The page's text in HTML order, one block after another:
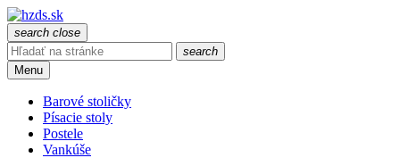
search close
search
Menu
Barové stoličky
Písacie stoly
Postele
Vankúše